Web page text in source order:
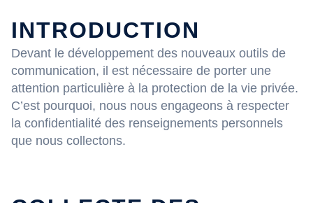
INTRODUCTION
Devant le développement des nouveaux outils de
communication, il est nécessaire de porter une
attention particulière à la protection de la vie privée.
C’est pourquoi, nous nous engageons à respecter
la confidentialité des renseignements personnels
que nous collectons.